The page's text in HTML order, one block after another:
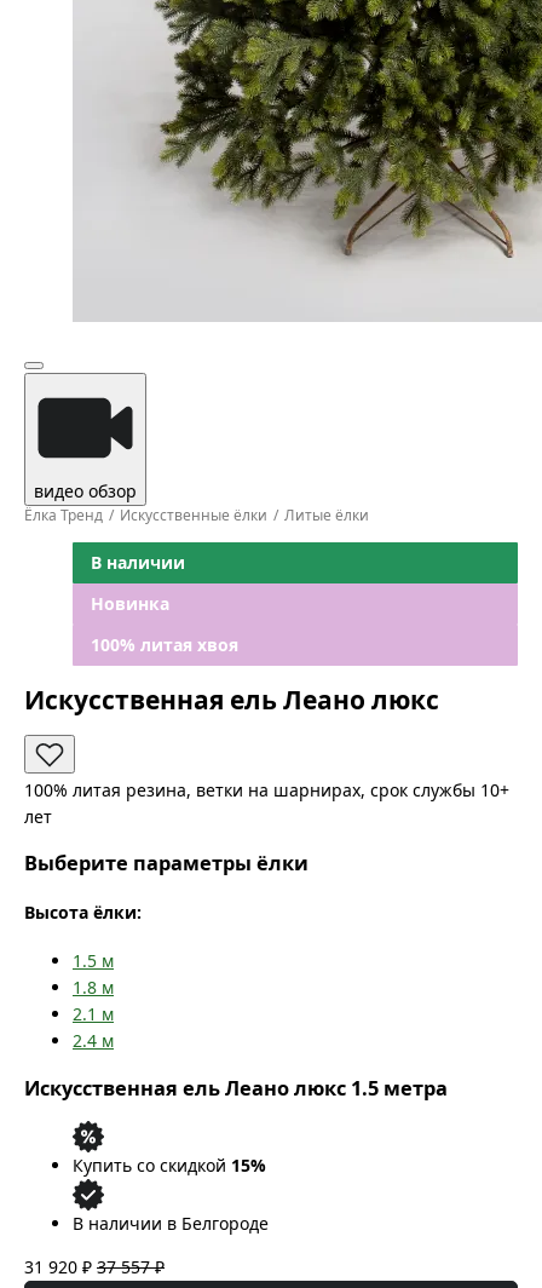
видео обзор
Ёлка Тренд Искусственные ёлки Литые ёлки
В наличии
Новинка
100% литая хвоя
Искусственная ель Леано люкс
100% литая резина, ветки на шарнирах, срок службы 10+
лет
Выберите параметры ёлки
Высота ёлки:
1.5 м
1.8 м
2.1 м
2.4 м
Искусственная ель Леано люкс 1.5 метра
Купить со скидкой 15%
В наличии в Белгороде
31 920 ₽ 37 557 ₽